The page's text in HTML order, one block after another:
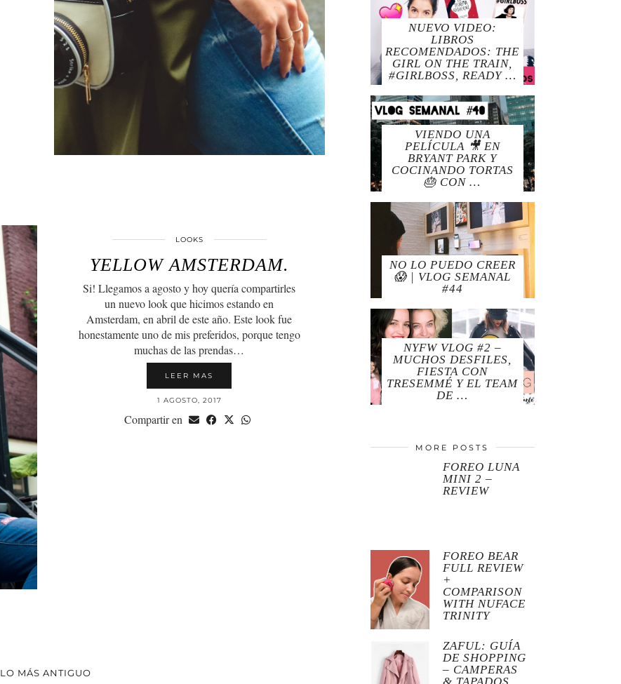
LOOKS
YELLOW AMSTERDAM.
Si! Llegamos a agosto y hoy quería compartirles
un nuevo look que hicimos estando en
Amsterdam, en abril de este año. Este look fue
honestamente uno de mis preferidos, porque tengo
muchas de las prendas…
LEER MAS
1 AGOSTO, 2017
Compartir en
LO MÁS ANTIGUO
NUEVO VIDEO:
LIBROS
RECOMENDADOS: THE
GIRL ON THE TRAIN,
#GIRLBOSS, READY …
VIENDO UNA
PELÍCULA 🎥 EN
BRYANT PARK Y
COCINANDO TORTAS
🎂 CON …
NO LO PUEDO CREER
😱 | VLOG SEMANAL
#44
NYFW VLOG #2 –
MUCHOS DESFILES,
FIESTA CON
TRESEMMÉ Y EL TEAM
DE …
MORE POSTS
FOREO LUNA
MINI 2 –
REVIEW
FOREO BEAR
FULL REVIEW
+
COMPARISON
WITH NUFACE
TRINITY
ZAFUL: GUÍA
DE SHOPPING
– CAMPERAS
& TAPADOS